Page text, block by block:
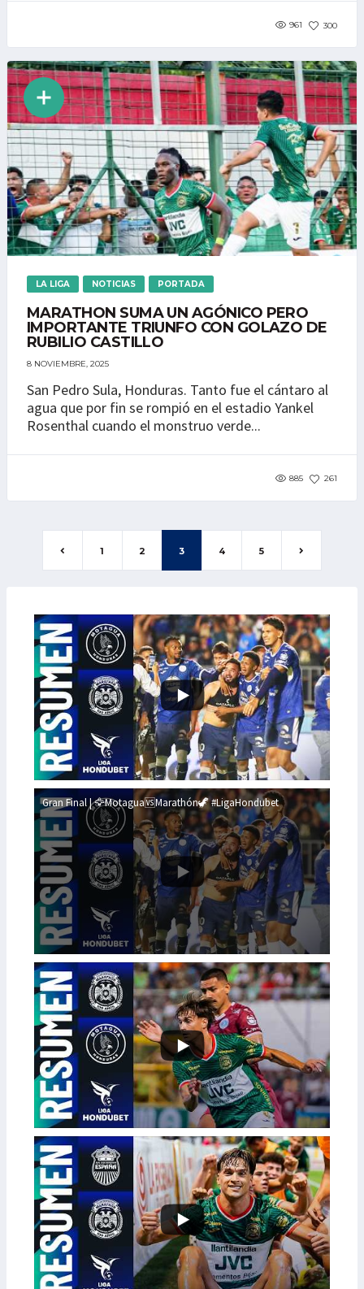
961 300
LA LIGA NOTICIAS PORTADA
MARATHON SUMA UN AGÓNICO PERO
IMPORTANTE TRIUNFO CON GOLAZO DE
RUBILIO CASTILLO
8 NOVIEMBRE, 2025
San Pedro Sula, Honduras. Tanto fue el cántaro al
agua que por fin se rompió en el estadio Yankel
Rosenthal cuando el monstruo verde...
885 261
1 2 3 4 5
Gran Final | 🦅Motagua🆚Marathón🦖 #LigaHondubet